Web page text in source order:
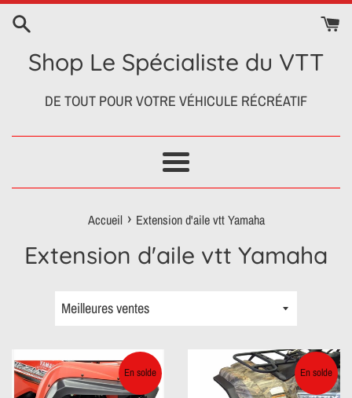
Passer
contenuShop Le Spécialiste du VTT
DE TOUT POUR VOTRE VÉHICULE RÉCRÉATIF
Menu
Accueil › Extension d'aile vtt Yamaha
Extension d'aile vtt Yamaha
Trier
En solde En solde